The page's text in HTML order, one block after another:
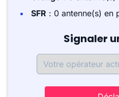
SFR : 0 antenne(s) en
Signaler